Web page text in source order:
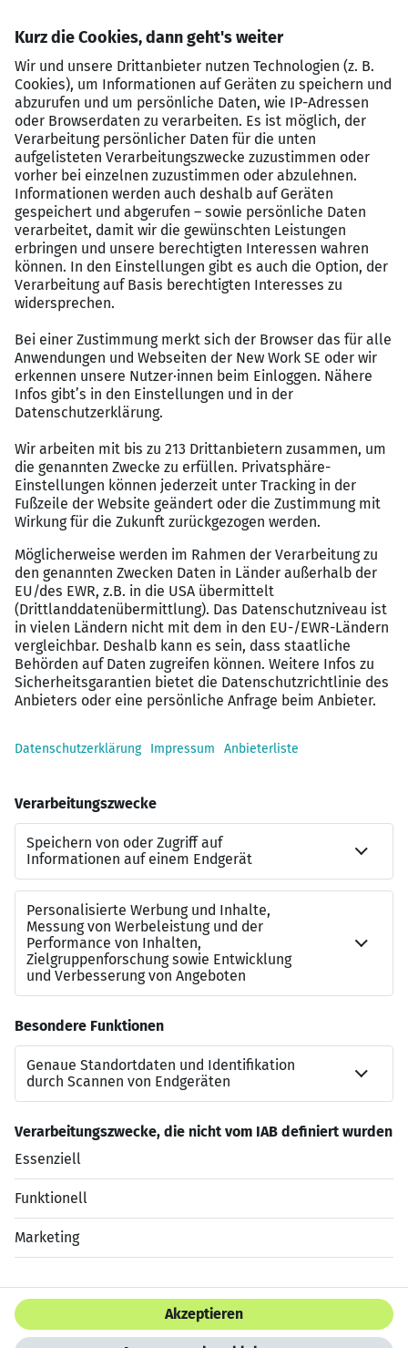
Bereitschaft zum 2-Schicht-System von Montag
bis Freitag
Gute Deutschkenntnisse für Abstimmung,
Dokumentation und Arbeitssicherheit
Diese Position ist ideal für erfahrene Anlagenführer,
Linienführer oder Vorarbeiter, die technisch stark sind
und den nächsten Schritt in Richtung Schichtleitung
oder Produktionsverantwortung gehen möchten.
Benefits
Attraktives Gehalt: 50.000 € – 60.000 €
brutto/Jahr, je nach Erfahrung und Qualifikation
2-Schicht-System von Montag bis Freitag
Keine Wochenendarbeit im Regelbetrieb
Echte Aufstiegsmöglichkeiten bei guter Leistung
Technisch geprägte Führungsrolle mit viel
Praxisbezug
Verantwortung für moderne Abfülllinien in der
Getränkeproduktion
Familiäres Unternehmen statt anonymer
Konzernstruktur
Produktionsleitung und Geschäftsführung
und Abläufe
Langfristige Perspektive in einem wachsenden
Produktionsbereich
Du möchtest nicht nur Personal einteilen, sondern eine
Abfülllinie wirklich führen, verstehen und verbessern?
Dann bewirb dich jetzt alstechnischer Schichtleiter /
(m/w/d)bei Sartor in Polch.
Wir freuen uns darauf, dich kennenzulernen.
Datenschutzerklärung